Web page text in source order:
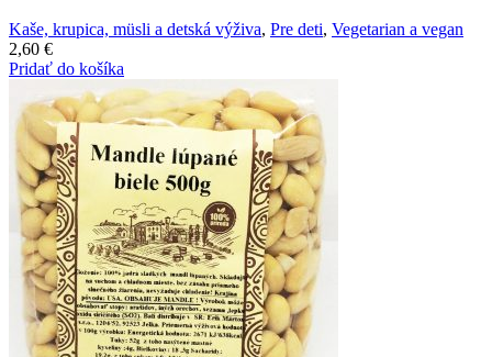
Kaše, krupica, müsli a detská výživa, Pre deti, Vegetarian a vegan
2,60 €
Pridať do košíka